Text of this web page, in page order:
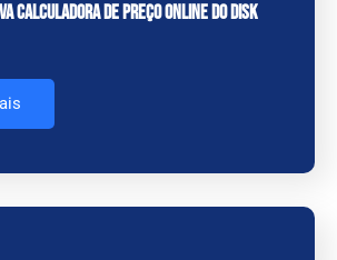
Calculadora de Preço Online do Disk